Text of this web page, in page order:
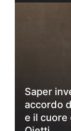
Saper
accordo
e il cuore